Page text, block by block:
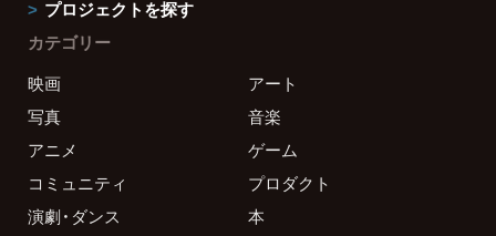
プロジェクトを探す
カテゴリー
映画
アート
写真
音楽
アニメ
ゲーム
コミュニティ
プロダクト
演劇・ダンス
本